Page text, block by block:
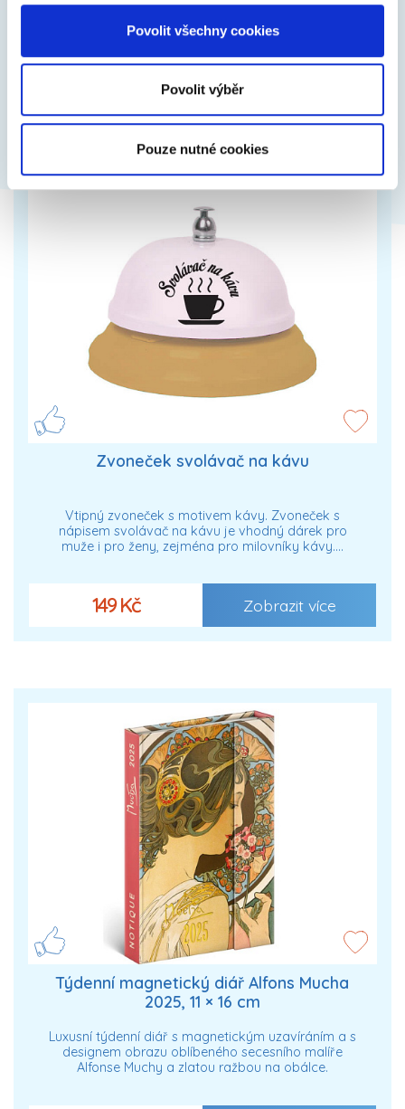
Povolit všechny cookies
Povolit výběr
Pouze nutné cookies
trempování. Všude tam by se Vám mohl hodit
náramek první pomoci. Multifunkčí náramek,…
Zobrazit více
Zvoneček svolávač na kávu
Vtipný zvoneček s motivem kávy. Zvoneček s
nápisem svolávač na kávu je vhodný dárek pro
muže i pro ženy, zejména pro milovníky kávy.…
149 Kč Zobrazit více
Týdenní magnetický diář Alfons Mucha
2025, 11 × 16 cm
Luxusní týdenní diář s magnetickým uzavíráním a s
designem obrazu oblíbeného secesního malíře
Alfonse Muchy a zlatou ražbou na obálce.